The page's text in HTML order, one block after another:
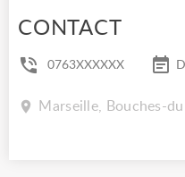
CONTACT
0763XXXXXX
Marseille, Bouches-